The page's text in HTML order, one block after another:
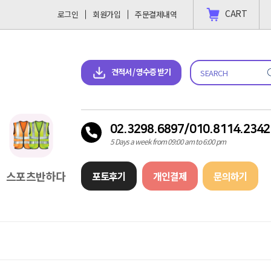
CART
로그인 회원가입 주문결제내역
견적서 / 영수증 받기
02.3298.6897/010.8114.2342
5 Days a week from 09:00 am to 6:00 pm
포토후기 개인결제 문의하기
견적서 & 영수증 다운로드
스포츠반하다